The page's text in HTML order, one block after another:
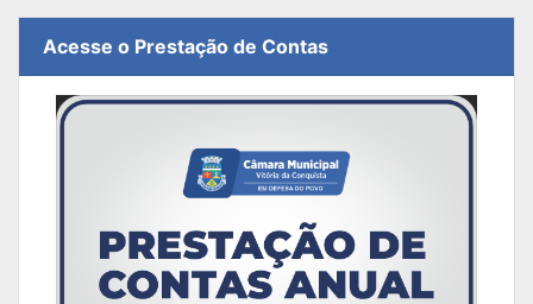
Acesse o Prestação de Contas